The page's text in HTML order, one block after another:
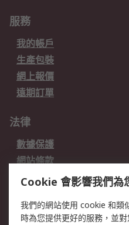
服務
我的帳戶
生產包裝
網上報價
遠期訂單
法律
數據保護
網站條款
销售条款和条件
關於RS
Cookie 會影響我們為
我們的網站使用 cookie 和類
時為您提供更好的服務，並